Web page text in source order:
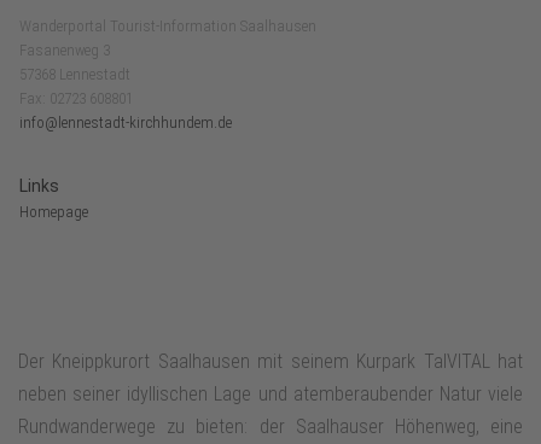
Wanderportal Tourist-Information Saalhausen
Fasanenweg 3
57368 Lennestadt
Fax: 02723 608801
info@lennestadt-kirchhundem.de
Links
Homepage
Der Kneippkurort Saalhausen mit seinem Kurpark TalVITAL hat
neben seiner idyllischen Lage und atemberaubender Natur viele
Rundwanderwege zu bieten: der Saalhauser Höhenweg, eine